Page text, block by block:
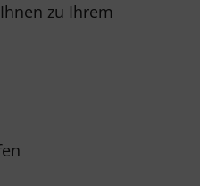
zu Ihrem